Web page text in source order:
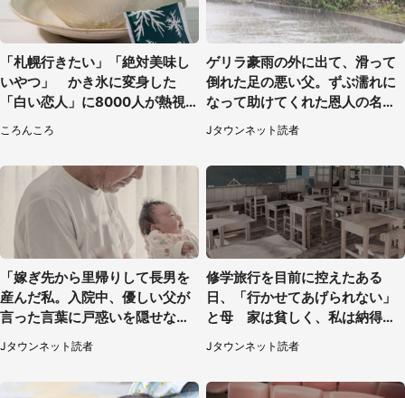
「札幌行きたい」「絶対美味し
いやつ」 かき氷に変身した
「白い恋人」に8000人が熱視
線【期間限定】
ころんころ
ゲリラ豪雨の外に出て、滑って
倒れた足の悪い父。ずぶ濡れに
なって助けてくれた恩人の名前
も聞かず...
Jタウンネット読者
「嫁ぎ先から里帰りして長男を
産んだ私。入院中、優しい父が
言った言葉に戸惑いを隠せな
い」（兵庫県・50代女性）
Jタウンネット読者
修学旅行を目前に控えたある
日、「行かせてあげられない」
と母 家は貧しく、私は納得し
たけれど...（北海道・70代以上
女性）
Jタウンネット読者